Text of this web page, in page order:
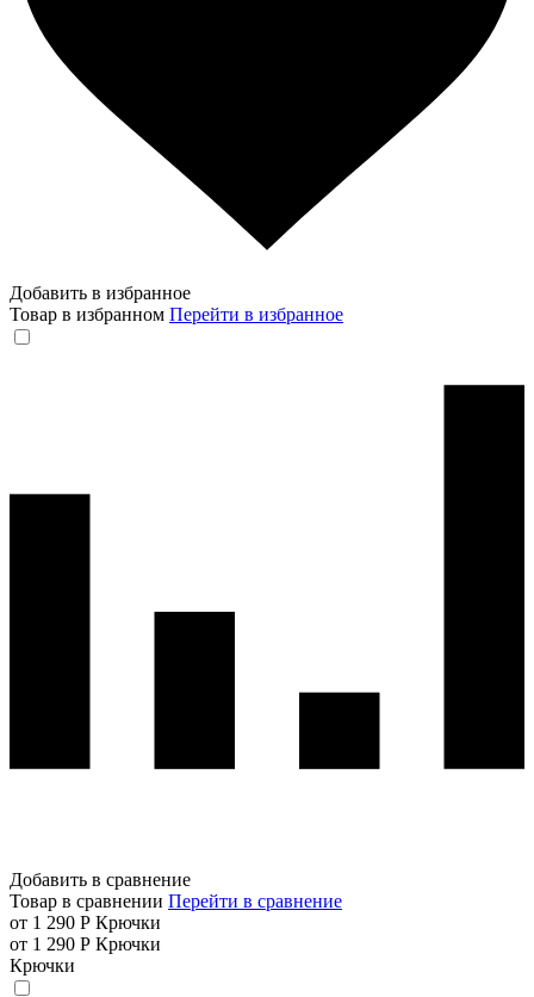
Добавить в избранное
Товар в избранном Перейти в избранное
Добавить в сравнение
Товар в сравнении Перейти в сравнение
от 1 290 Р Крючки
от 1 290 Р Крючки
Крючки